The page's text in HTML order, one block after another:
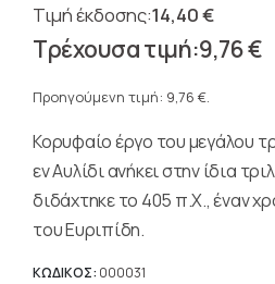
14,40€
Original
price
14,40 €.
9,76€
τρέχουσα
είναι:
9,76 €.
Προηγούμενη τιμή: 9,76 €.
Κορυφαίο έργο του μεγάλου
εν Αυλίδι ανήκει στην ίδια
διδάχτηκε το 405 π.Χ., έναν
του Ευριπίδη.
ΚΩΔΙΚΟΣ: 000031